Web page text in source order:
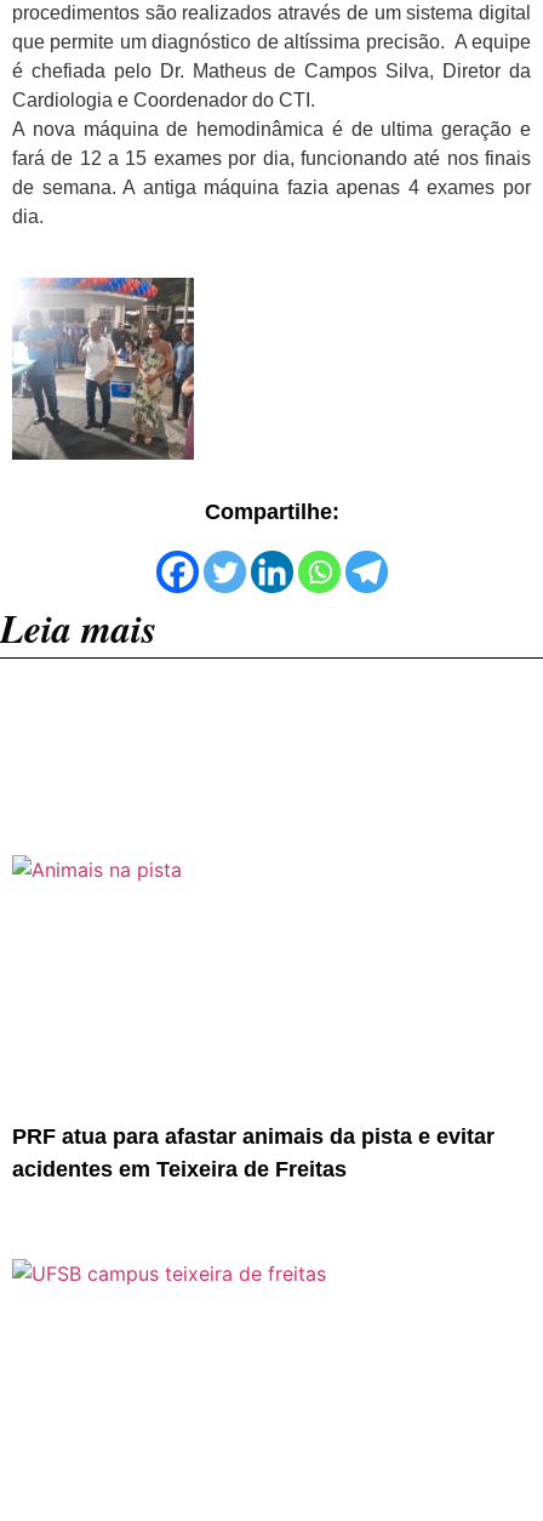
procedimentos são realizados através de um sistema digital
que permite um diagnóstico de altíssima precisão. A equipe
é chefiada pelo Dr. Matheus de Campos Silva, Diretor da
Cardiologia e Coordenador do CTI.
A nova máquina de hemodinâmica é de ultima geração e
fará de 12 a 15 exames por dia, funcionando até nos finais
de semana. A antiga máquina fazia apenas 4 exames por
dia.
Compartilhe:
Leia mais
PRF atua para afastar animais da pista e evitar
acidentes em Teixeira de Freitas